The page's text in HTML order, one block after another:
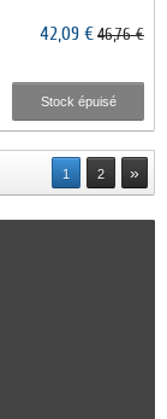
42,09 €46,76 €
Stock épuisé
1 2 »